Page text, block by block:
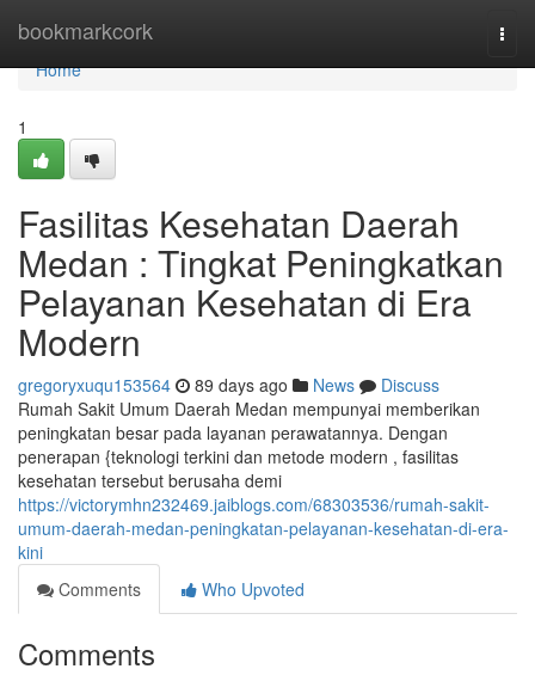
bookmarkcork
Home
Home
1
Fasilitas Kesehatan Daerah
Medan : Tingkat Peningkatkan
Pelayanan Kesehatan di Era
Modern
gregoryxuqu153564 89 days ago News
Discuss
Rumah Sakit Umum Daerah Medan mempunyai memberikan
peningkatan besar pada layanan perawatannya. Dengan
penerapan {teknologi terkini dan metode modern , fasilitas
kesehatan tersebut berusaha demi
https://victorymhn232469.jaiblogs.com/68303536/rumah-sakit-
umum-daerah-medan-peningkatan-pelayanan-kesehatan-di-era-
kini
Comments
Who Upvoted
Comments